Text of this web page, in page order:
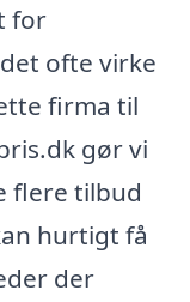
for
ofte virke
firma til
gør vi
flere tilbud
hurtigt få
der